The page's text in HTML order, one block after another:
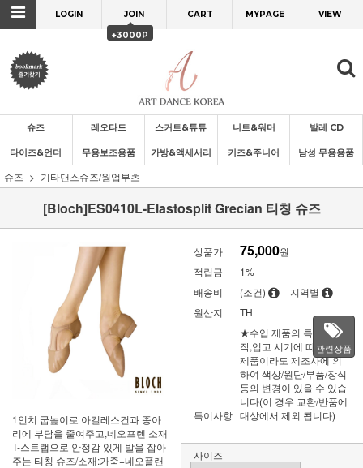
LOGIN JOIN
+3000P
CART MYPAGE VIEW
슈즈 레오타드 스커트&튜튜 니트&워머 발레 CD
타이즈&언더 무용보조용품 가방&액세서리 키즈&주니어 남성 무용용품
슈즈 기타댄스슈즈/웜업부츠
[Bloch]ES0410L-Elastosplit Grecian 티칭 슈즈
1인치 굽높이로 아킬레스건과 종아
리에 부담을 줄여주고,네오프렌 소재
T-스트랩으로 안정감 있게 발을 잡아
주는 티칭 슈즈/소재:가죽+네오플랜
상품가 75,000원
적립금
1%
배송비
(조건)
지역별
원산지
TH
특이사항
★수입 제품의 특성 상 제
작,입고 시기에 따라 같은
제품이라도 제조사에 의
하여 색상/원단/부품/장식
등의 변경이 있을 수 있습
니다(이 경우 교환/반품에
대상에서 제외 됩니다)
관련상품
사이즈